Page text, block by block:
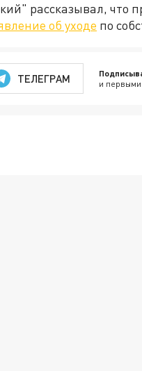
рассказывал, что
об уходе по
ТЕЛЕГРАМ и первыми